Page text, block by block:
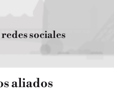
sociales
aliados